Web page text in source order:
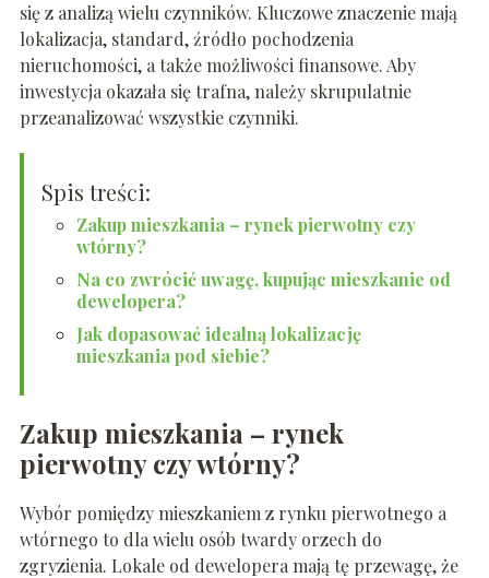
się z analizą wielu czynników. Kluczowe znaczenie mają
lokalizacja, standard, źródło pochodzenia
nieruchomości, a także możliwości finansowe. Aby
inwestycja okazała się trafna, należy skrupulatnie
przeanalizować wszystkie czynniki.
Spis treści:
Zakup mieszkania – rynek pierwotny czy
wtórny?
Na co zwrócić uwagę, kupując mieszkanie od
dewelopera?
Jak dopasować idealną lokalizację
mieszkania pod siebie?
Zakup mieszkania – rynek
pierwotny czy wtórny?
Wybór pomiędzy mieszkaniem z rynku pierwotnego a
wtórnego to dla wielu osób twardy orzech do
zgryzienia. Lokale od dewelopera mają tę przewagę, że